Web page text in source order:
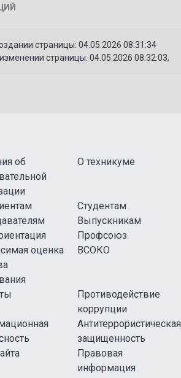
страницы: 04.05.2026 08:31:34
страницы: 04.05.2026 08:32:03,
об
О техникуме
Студентам
Выпускникам
Профсоюз
оценка
ВСОКО
Противодействие
коррупции
Антитеррористическая
защищенность
Правовая
информация